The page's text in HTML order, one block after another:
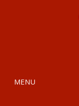
MENU